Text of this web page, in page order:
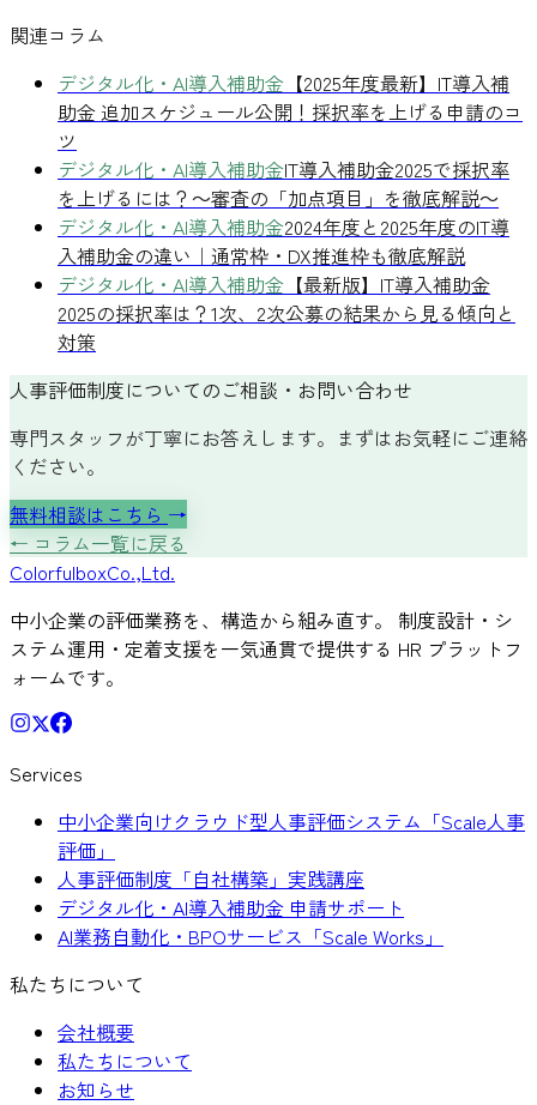
関連コラム
デジタル化・AI導入補助金 【2025年度最新】IT導入補
助金 追加スケジュール公開！採択率を上げる申請のコ
ツ
デジタル化・AI導入補助金IT導入補助金2025で採択率
を上げるには？～審査の「加点項目」を徹底解説～
デジタル化・AI導入補助金2024年度と2025年度のIT導
入補助金の違い｜通常枠・DX推進枠も徹底解説
デジタル化・AI導入補助金 【最新版】IT導入補助金
2025の採択率は？1次、2次公募の結果から見る傾向と
対策
人事評価制度についてのご相談・お問い合わせ
専門スタッフが丁寧にお答えします。まずはお気軽にご連絡
ください。
無料相談はこちら →
← コラム一覧に戻る
ColorfulboxCo.,Ltd.
中小企業の評価業務を、構造から組み直す。 制度設計・シ
ステム運用・定着支援を一気通貫で提供する HR プラットフ
ォームです。
Services
中小企業向けクラウド型人事評価システム「Scale人事
評価」
人事評価制度「自社構築」実践講座
デジタル化・AI導入補助金 申請サポート
AI業務自動化・BPOサービス「Scale Works」
私たちについて
会社概要
私たちについて
お知らせ